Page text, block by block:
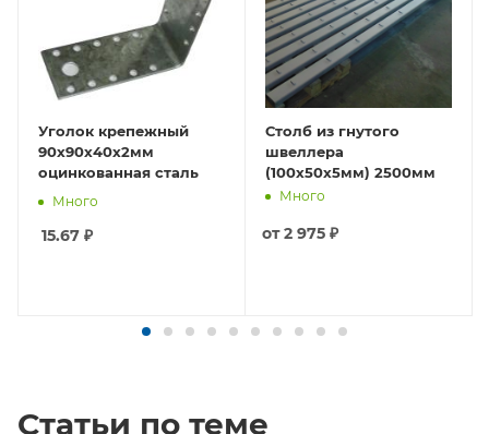
Уголок крепежный
90х90х40х2мм
оцинкованная сталь
Много
15.67 ₽
Столб из гнутого
швеллера
(100х50х5мм) 2500мм
Много
от2 975 ₽
Статьи по теме